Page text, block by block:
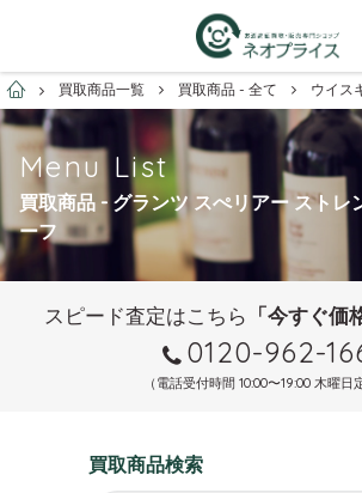
お酒買取専門店ネオプライス
買取商品一覧 買取商品 - 全て ウイス
Menu List
買取商品 - グランツ スぺリアー ストレ
ーフ
スピード査定はこちら 「今すぐ価
0120-962-
（電話受付時間 10:00〜19:00 木曜日
買取商品検索